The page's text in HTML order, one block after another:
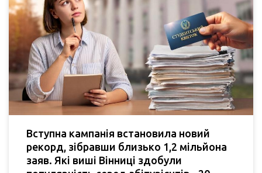
Вступна кампанія встановила новий
рекорд, зібравши близько 1,2 мільйона
заяв. Які виші Вінниці здобули